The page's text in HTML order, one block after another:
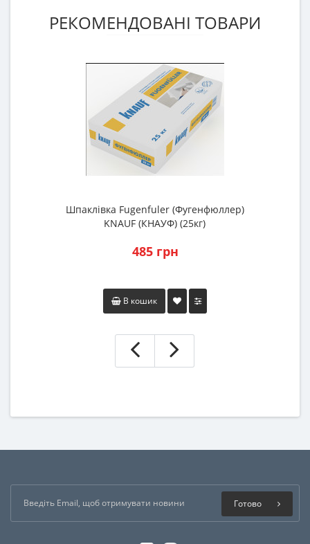
РЕКОМЕНДОВАНІ ТОВАРИ
Шпаклівка Fugenfuler (Фугенфюллер)
KNAUF (КНАУФ) (25кг)
485 грн
В кошик
Готово